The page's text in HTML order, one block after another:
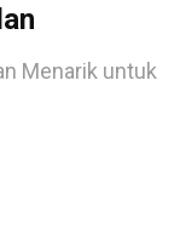
Menarik untuk